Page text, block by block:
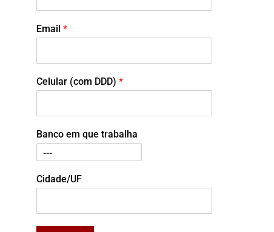
Email *
Celular (com DDD) *
Banco em que trabalha
Cidade/UF